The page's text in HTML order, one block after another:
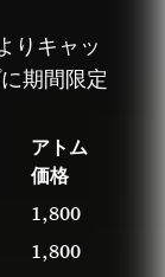
りキャッ
期間限定
アトム
価格
1,800
1,800